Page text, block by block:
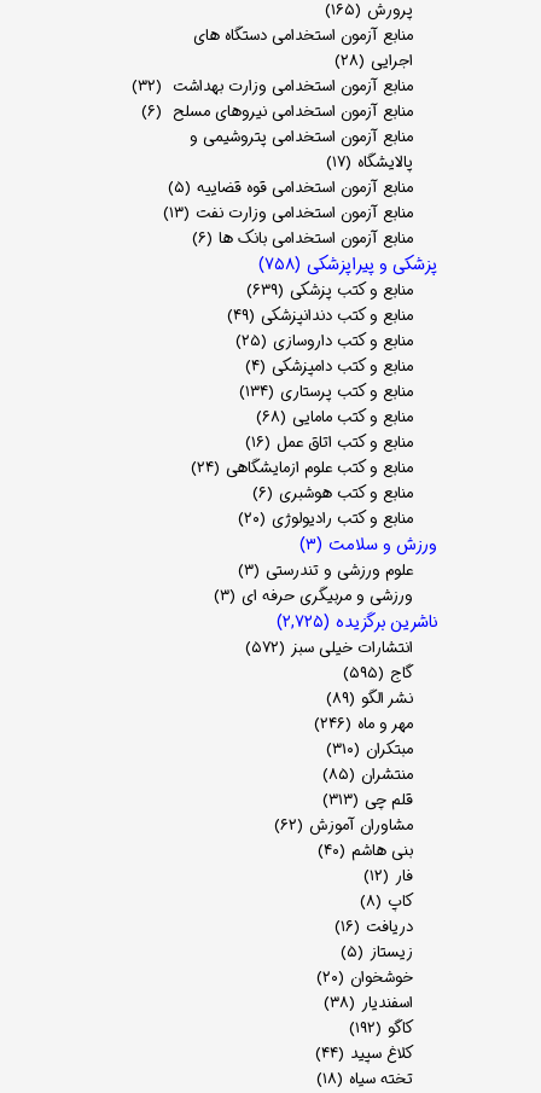
پرورش (۱۶۵)
منابع آزمون استخدامی دستگاه های
اجرایی (۲۸)
منابع آزمون استخدامی وزارت بهداشت (۳۲)
منابع آزمون استخدامی نیروهای مسلح (۶)
منابع آزمون استخدامی پتروشیمی و
پالایشگاه (۱۷)
منابع آزمون استخدامی قوه قضاییه (۵)
منابع آزمون استخدامی وزارت نفت (۱۳)
منابع آزمون استخدامی بانک ها (۶)
پزشکی و پیراپزشکی (۷۵۸)
منابع و کتب پزشکی (۶۳۹)
منابع و کتب دندانپزشکی (۴۹)
منابع و کتب داروسازی (۲۵)
منابع و کتب دامپزشکی (۴)
منابع و کتب پرستاری (۱۳۴)
منابع و کتب مامایی (۶۸)
منابع و کتب اتاق عمل (۱۶)
منابع و کتب علوم ازمایشگاهی (۲۴)
منابع و کتب هوشبری (۶)
منابع و کتب رادیولوژی (۲۰)
ورزش و سلامت (۳)
علوم ورزشی و تندرستی (۳)
ورزشی و مربیگری حرفه ای (۳)
ناشرین برگزیده (۲,۷۲۵)
انتشارات خیلی سبز (۵۷۲)
گاج (۵۹۵)
نشر الگو (۸۹)
مهر و ماه (۲۴۶)
مبتکران (۳۱۰)
منتشران (۸۵)
قلم چی (۳۱۳)
مشاوران آموزش (۶۲)
بنی هاشم (۴۰)
فار (۱۲)
کاپ (۸)
دریافت (۱۶)
زیستاز (۵)
خوشخوان (۲۰)
اسفندیار (۳۸)
کاگو (۱۹۲)
کلاغ سپید (۴۴)
تخته سیاه (۱۸)